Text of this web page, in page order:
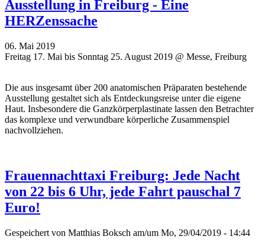
Ausstellung in Freiburg - Eine
HERZenssache
06. Mai 2019
Freitag 17. Mai bis Sonntag 25. August 2019 @ Messe, Freiburg
Die aus insgesamt über 200 anatomischen Präparaten bestehende
Ausstellung gestaltet sich als Entdeckungsreise unter die eigene
Haut. Insbesondere die Ganzkörperplastinate lassen den Betrachter
das komplexe und verwundbare körperliche Zusammenspiel
nachvollziehen.
Frauennachttaxi Freiburg: Jede Nacht
von 22 bis 6 Uhr, jede Fahrt pauschal 7
Euro!
Gespeichert von Matthias Boksch am/um Mo, 29/04/2019 - 14:44